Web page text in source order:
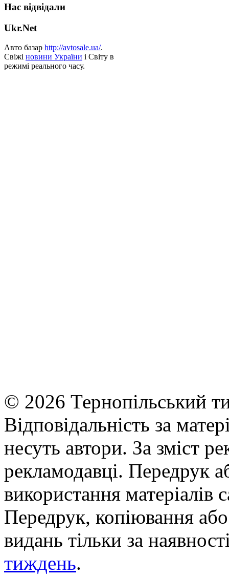
Нас відвідали
Ukr.Net
Авто базар http://avtosale.ua/.
Свіжі новини України і Світу в
режимі реального часу.
© 2026 Тернопільський
Відповідальність за
несуть автори. За зміст
рекламодавці. Передрук
використання матеріалів
Передрук, копіювання
видань тільки за
тиждень.